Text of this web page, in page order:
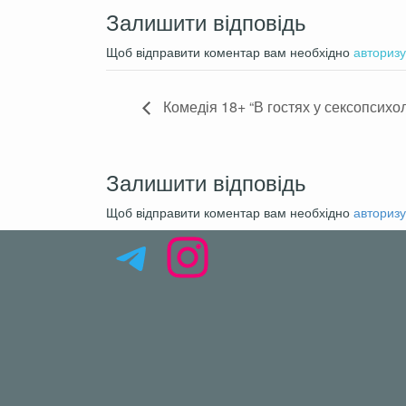
Возраст: 21+
На русском языке
P.S. Спектакль не
Внимание это театральная
Залишити відповідь
Щоб відправити коментар вам необхідно
Комедія 18+ “В гостях у
Залишити відповідь
Щоб відправити коментар вам необхідно
Telegram
Instagram